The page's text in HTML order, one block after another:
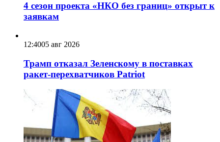
4 сезон проекта «НКО без границ» открыт к
заявкам
12:4005 авг 2026
Трамп отказал Зеленскому в поставках
ракет-перехватчиков Patriot